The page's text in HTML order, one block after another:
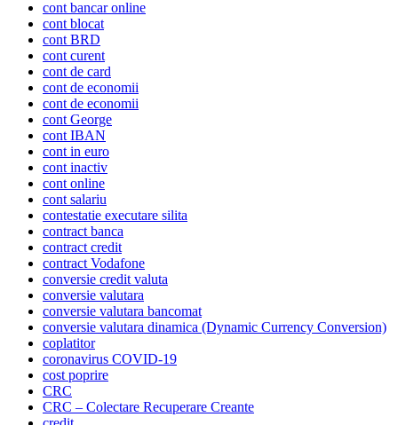
cont bancar online
cont blocat
cont BRD
cont curent
cont de card
cont de economii
cont de economii
cont George
cont IBAN
cont in euro
cont inactiv
cont online
cont salariu
contestatie executare silita
contract banca
contract credit
contract Vodafone
conversie credit valuta
conversie valutara
conversie valutara bancomat
conversie valutara dinamica (Dynamic Currency Conversion)
coplatitor
coronavirus COVID-19
cost poprire
CRC
CRC – Colectare Recuperare Creante